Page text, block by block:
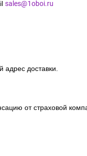
sales@1oboi.ru
доставки.
от страховой